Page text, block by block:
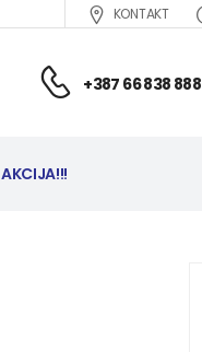
KONTAKT
+387 66 838 888
AKCIJA!!!